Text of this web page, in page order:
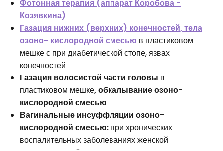
Фотонная терапия (аппарат Коробова -
Козявкина)
Газация нижних (верхних) конечностей, тела
озоно- кислородной смесью в пластиковом
мешке с при диабетической стопе, язвах
конечностей
Газация волосистой части головы в
пластиковом мешке,обкалываниеозоно-
кислородной смесью
Вагинальные инсуффляции озоно-
кислородной смесью: при хронических
воспалительных заболеваниях женской